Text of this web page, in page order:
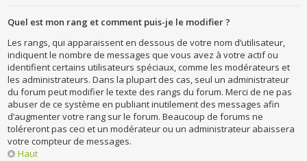
Quel est mon rang et comment puis-je le modifier ?
Les rangs, qui apparaissent en dessous de votre nom d’utilisateur,
indiquent le nombre de messages que vous avez à votre actif ou
identifient certains utilisateurs spéciaux, comme les modérateurs et
les administrateurs. Dans la plupart des cas, seul un administrateur
du forum peut modifier le texte des rangs du forum. Merci de ne pas
abuser de ce système en publiant inutilement des messages afin
d’augmenter votre rang sur le forum. Beaucoup de forums ne
toléreront pas ceci et un modérateur ou un administrateur abaissera
votre compteur de messages.
Haut